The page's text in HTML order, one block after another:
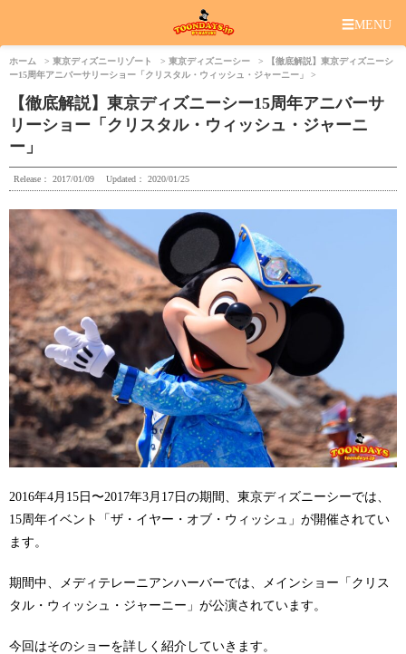
☰MENU
ホーム 東京ディズニーリゾート 東京ディズニーシー
【徹底解説】東京ディズニーシ
ー15周年アニバーサリーショー「クリスタル・ウィッシュ・ジャーニー」
【徹底解説】東京ディズニーシー15周年アニバーサ
リーショー「クリスタル・ウィッシュ・ジャーニ
ー」
Release： 2017/01/09 Updated： 2020/01/25
2016年4月15日〜2017年3月17日の期間、東京ディズニーシーでは、
15周年イベント「ザ・イヤー・オブ・ウィッシュ」が開催されてい
ます。
期間中、メディテレーニアンハーバーでは、メインショー「クリス
タル・ウィッシュ・ジャーニー」が公演されています。
今回はそのショーを詳しく紹介していきます。